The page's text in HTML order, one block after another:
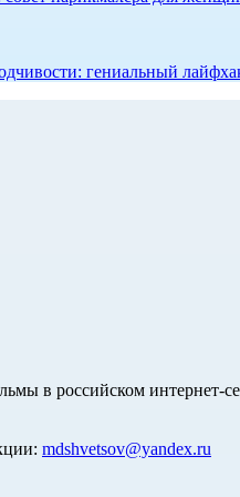
гениальный
в российском интернет-
mdshvetsov@yandex.ru